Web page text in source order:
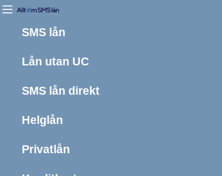
SMS lån
Lån utan UC
SMS lån direkt
Helglån
Privatlån